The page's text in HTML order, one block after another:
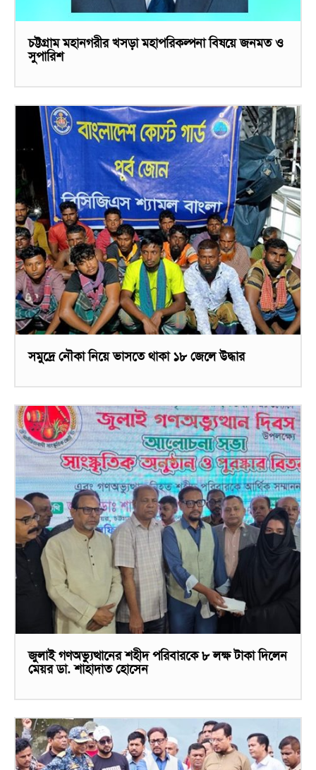
চট্টগ্রাম মহানগরীর খসড়া মহাপরিকল্পনা বিষয়ে জনমত ও
সুপারিশ
সমুদ্রে নৌকা নিয়ে ভাসতে থাকা ১৮ জেলে উদ্ধার
জুলাই গণঅভ্যুত্থানের শহীদ পরিবারকে ৮ লক্ষ টাকা দিলেন
মেয়র ডা. শাহাদাত হোসেন